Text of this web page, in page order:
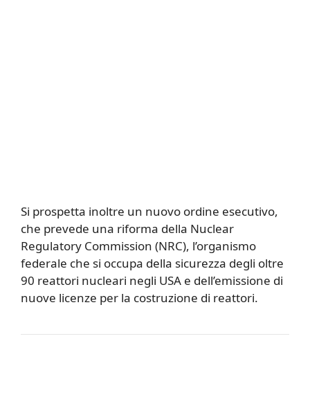
Si prospetta inoltre un nuovo ordine esecutivo,
che prevede una riforma della Nuclear
Regulatory Commission (NRC), l’organismo
federale che si occupa della sicurezza degli oltre
90 reattori nucleari negli USA e dell’emissione di
nuove licenze per la costruzione di reattori.